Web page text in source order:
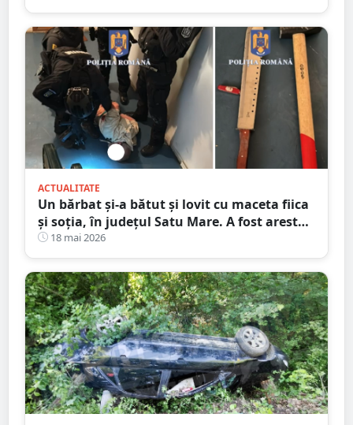
ACTUALITATE
Un bărbat și-a bătut și lovit cu maceta fiica
și soția, în județul Satu Mare. A fost arestat
preventiv
18 mai 2026